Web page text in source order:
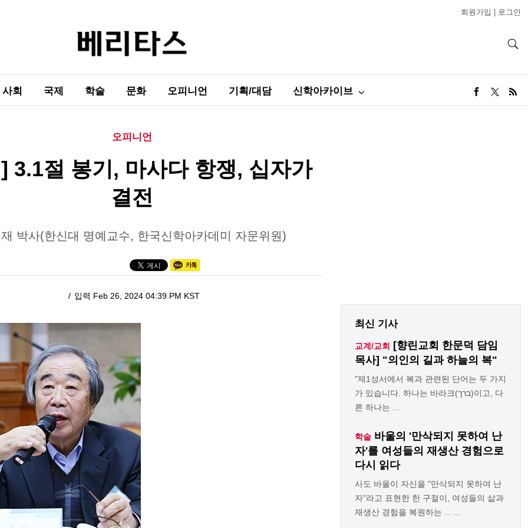
회원가입 로그인
사회 국제 학술 문화 오피니언 기획/대담 신학아카이브
오피니언
3.1절 봉기, 마사다 항쟁, 십자가
결전
박사(한신대 명예교수, 한국신학아카데미 자문위원)
입력 Feb 26, 2024 04:39 PM KST
최신 기사
교계/교회
[향린교회 한문덕 담임
목사] "의인의 길과 하늘의 복"
"제1성서에서 복과 관련된 단어는 두 가지
가 있습니다. 하나는 바라크(ברך)이고, 다
른 하나는 ...
학술 바울의 '만삭되지 못하여 난
자'를 여성들의 재생산 경험으로
다시 읽다
사도 바울이 자신을 "만삭되지 못하여 난
자"라고 표현한 한 구절이, 여성들의 삶과
재생산 경험을 복원하는 ... ...